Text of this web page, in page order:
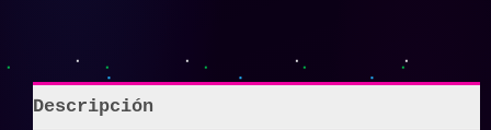
Descripción